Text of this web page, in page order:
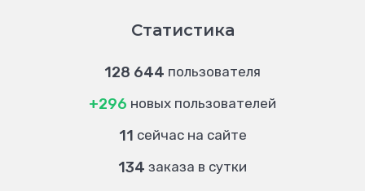
Статистика
128 644 пользователя
+296 новых пользователей
11 сейчас на сайте
134 заказа в сутки